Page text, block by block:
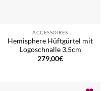
ACCESSOIRES
Hemisphere Hüftgürtel mit
Logoschnalle 3,5cm
279,00€